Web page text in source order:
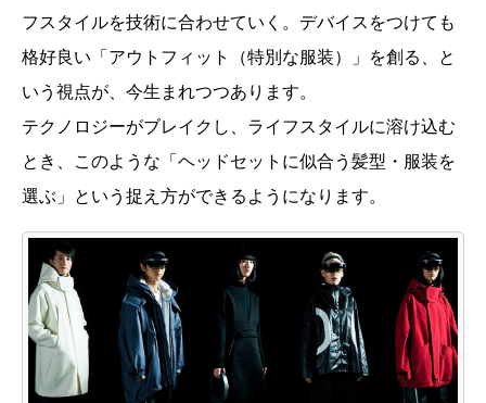
フスタイルを技術に合わせていく。デバイスをつけても
格好良い「アウトフィット（特別な服装）」を創る、と
いう視点が、今生まれつつあります。
テクノロジーがブレイクし、ライフスタイルに溶け込む
とき、このような「ヘッドセットに似合う髪型・服装を
選ぶ」という捉え方ができるようになります。